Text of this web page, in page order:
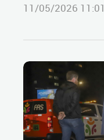
11/05/2026 11:01